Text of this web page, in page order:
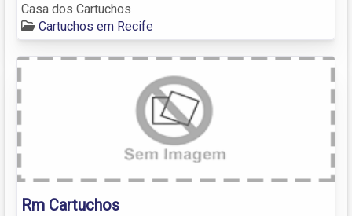
Casa dos Cartuchos
Cartuchos em Recife
Rm Cartuchos